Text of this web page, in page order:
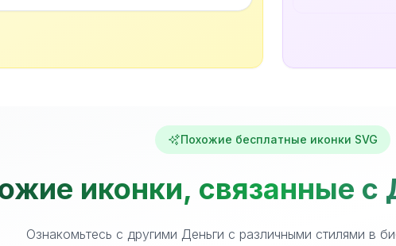
Похожие бесплатные иконки SVG
иконки, связанные с
Ознакомьтесь с другими Деньги с различными стилями в